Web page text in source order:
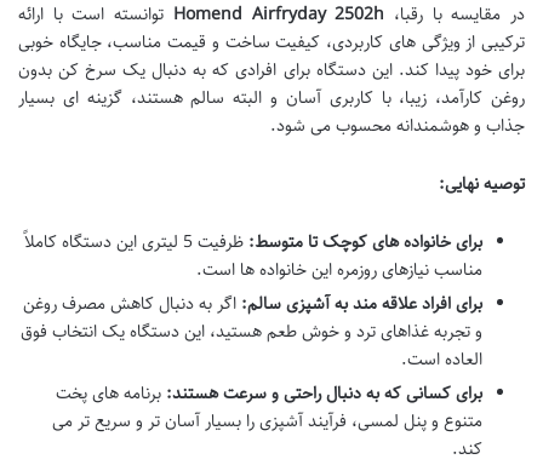
در مقایسه با رقبا، Homend Airfryday 2502h توانسته است با ارائه
ترکیبی از ویژگی های کاربردی، کیفیت ساخت و قیمت مناسب، جایگاه خوبی
برای خود پیدا کند. این دستگاه برای افرادی که به دنبال یک سرخ کن بدون
روغن کارآمد، زیبا، با کاربری آسان و البته سالم هستند، گزینه ای بسیار
جذاب و هوشمندانه محسوب می شود.
توصیه نهایی:
برای خانواده های کوچک تا متوسط:
ظرفیت 5 لیتری این دستگاه کاملاً
مناسب نیازهای روزمره این خانواده ها است.
برای افراد علاقه مند به آشپزی سالم: اگر به دنبال کاهش مصرف روغن
و تجربه غذاهای ترد و خوش طعم هستید، این دستگاه یک انتخاب فوق
العاده است.
برای کسانی که به دنبال راحتی و سرعت هستند: برنامه های پخت
متنوع و پنل لمسی، فرآیند آشپزی را بسیار آسان تر و سریع تر می
کند.